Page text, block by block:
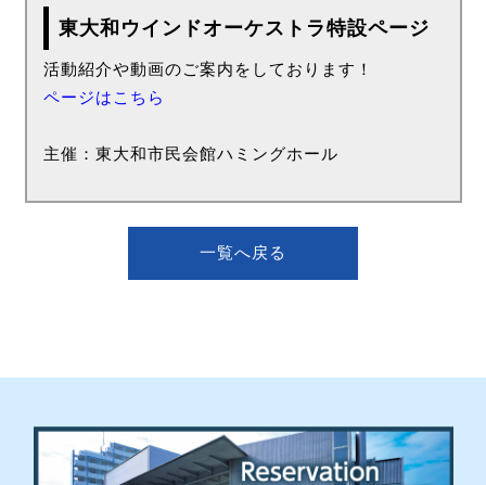
東大和ウインドオーケストラ特設ページ
活動紹介や動画のご案内をしております！
ページはこちら
主催：東大和市民会館ハミングホール
一覧へ戻る